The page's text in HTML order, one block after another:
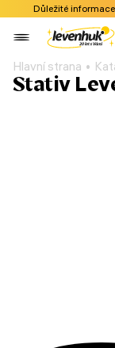
Důležité
Hlavní strana
Stativ